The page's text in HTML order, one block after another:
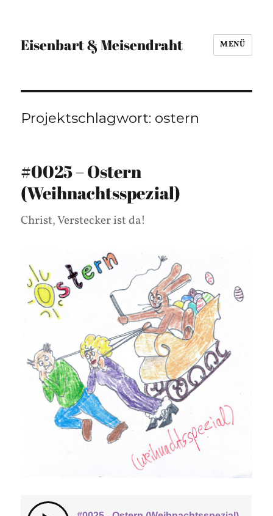
Eisenbart & Meisendraht MENÜ
Projektschlagwort: ostern
#0025 – Ostern
(Weihnachtsspezial)
Christ, Verstecker ist da!